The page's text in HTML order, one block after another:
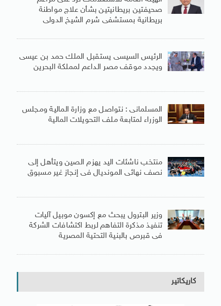
صحيفتين بريطانيتين بشأن علاج مواطنة
بريطانية بمستشفى شرم الشيخ الدولى
الرئيس السيسى يستقبل الملك حمد بن عيسى
ويجدد موقف مصر الداعم لمملكة البحرين
المسلمانى : نتواصل مع وزارة المالية ومجلس
الوزراء لمتابعة ملف التحويلات المالية
منتخب ناشئات اليد يهزم الصين ويتأهل إلى
نصف نهائى المونديال فى إنجاز غير مسبوق
وزير البترول يبحث مع إكسون موبيل آليات
تنفيذ مذكرة التفاهم لربط اكتشافات الشركة
فى قبرص بالبنية التحتية المصرية
كاريكاتير